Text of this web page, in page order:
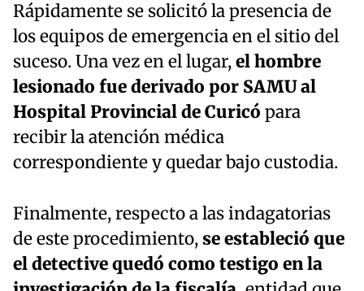
Rápidamente se solicitó la presencia de
los equipos de emergencia en el sitio del
suceso. Una vez en el lugar,el hombre
lesionado fue derivado por SAMU al
Hospital Provincial de Curicó para
recibir la atención médica
correspondiente y quedar bajo custodia.
Finalmente, respecto a las indagatorias
de este procedimiento, se estableció que
el detective quedó como testigo en la